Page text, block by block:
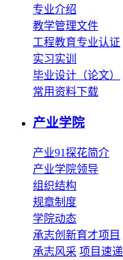
专业介绍
教学管理文件
工程教育专业认证
实习实训
毕业设计（论文）
常用资料下载
产业学院
产业91探花简介
产业学院领导
组织结构
规章制度
学院动态
承志创新育才项目
承志风采 项目速递